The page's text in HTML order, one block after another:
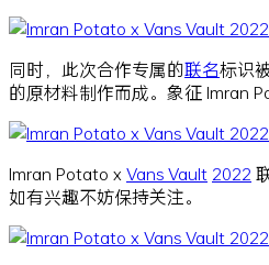
同时，此次合作专属的联名标识
的原材料制作而成。象征 Imran
Imran Potato x Vans Vault 2022
如有兴趣不妨保持关注。